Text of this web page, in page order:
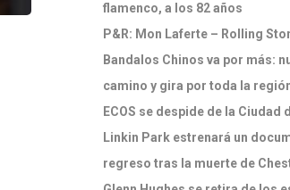
flamenco, a los 82 años
P&R: Mon Laferte – Rolling
Bandalos Chinos va por más:
camino y gira por toda la
ECOS se despide de la Ciudad
Linkin Park estrenará un
regreso tras la muerte de